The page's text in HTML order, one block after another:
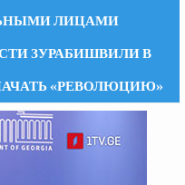
ЛИЦАМИ
ЗУРАБИШВИЛИ В
«РЕВОЛЮЦИЮ»